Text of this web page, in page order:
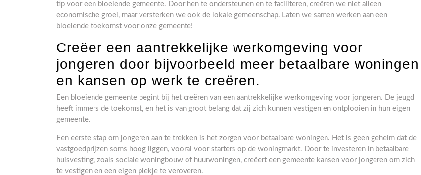
tip voor een bloeiende gemeente. Door hen te ondersteunen en te faciliteren, creëren we niet alleen
economische groei, maar versterken we ook de lokale gemeenschap. Laten we samen werken aan een
bloeiende toekomst voor onze gemeente!
Creëer een aantrekkelijke werkomgeving voor
jongeren door bijvoorbeeld meer betaalbare woningen
en kansen op werk te creëren.
Een bloeiende gemeente begint bij het creëren van een aantrekkelijke werkomgeving voor jongeren. De jeugd
heeft immers de toekomst, en het is van groot belang dat zij zich kunnen vestigen en ontplooien in hun eigen
gemeente.
Een eerste stap om jongeren aan te trekken is het zorgen voor betaalbare woningen. Het is geen geheim dat de
vastgoedprijzen soms hoog liggen, vooral voor starters op de woningmarkt. Door te investeren in betaalbare
huisvesting, zoals sociale woningbouw of huurwoningen, creëert een gemeente kansen voor jongeren om zich
te vestigen en een eigen plekje te veroveren.